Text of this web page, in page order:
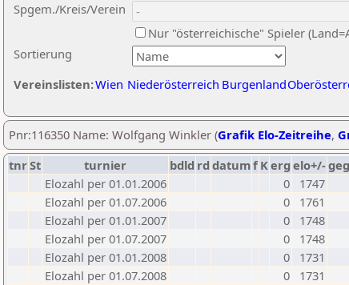
Sortierung
Spgem./Kreis/Verein
Nur "österreichische" Spieler
Vereinslisten:Wien Niederösterreich Burgenland
Pnr:116350 Name: Wolfgang Winkler (Grafik Elo-Zeitreihe,
tnrSt turnier bdld rd datumf Kerg elo+/-
Elozahl per 01.01.2006
0
1747
Elozahl per 01.07.2006
0
1761
Elozahl per 01.01.2007
0
1748
Elozahl per 01.07.2007
0
1748
Elozahl per 01.01.2008
0
1731
Elozahl per 01.07.2008
0
1731